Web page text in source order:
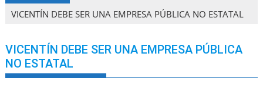
VICENTÍN DEBE SER UNA EMPRESA PÚBLICA NO ESTATAL
VICENTÍN DEBE SER UNA EMPRESA PÚBLICA
NO ESTATAL